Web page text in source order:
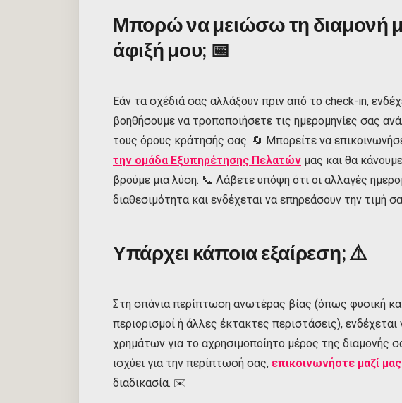
Μπορώ να μειώσω τη διαμονή
άφιξή μου; 📅
Εάν τα σχέδιά σας αλλάξουν πριν από το check-in,
βοηθήσουμε να τροποποιήσετε τις ημερομηνίες σας
τους όρους κράτησής σας. 🔄 Μπορείτε να
την ομάδα Εξυπηρέτησης Πελατών μας και θα
βρούμε μια λύση. 📞 Λάβετε υπόψη ότι οι αλλαγές
διαθεσιμότητα και ενδέχεται να επηρεάσουν την τιμή
Υπάρχει κάποια εξαίρεση;⚠️
Στη σπάνια περίπτωση ανωτέρας βίας (όπως φυσική
περιορισμοί ή άλλες έκτακτες περιστάσεις),
χρημάτων για το αχρησιμοποίητο μέρος της διαμονής
ισχύει για την περίπτωσή σας, επικοινωνήστε μαζί μας
διαδικασία. ✉️